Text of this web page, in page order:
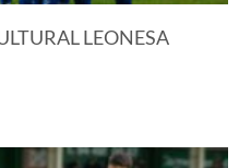
LEONESA